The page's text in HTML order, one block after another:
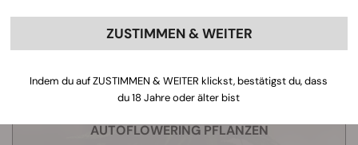
AUTOFLOWERING PFLANZEN
ZUSTIMMEN & WEITER
Indem du auf ZUSTIMMEN & WEITER klickst, bestätigst du, dass
du 18 Jahre oder älter bist